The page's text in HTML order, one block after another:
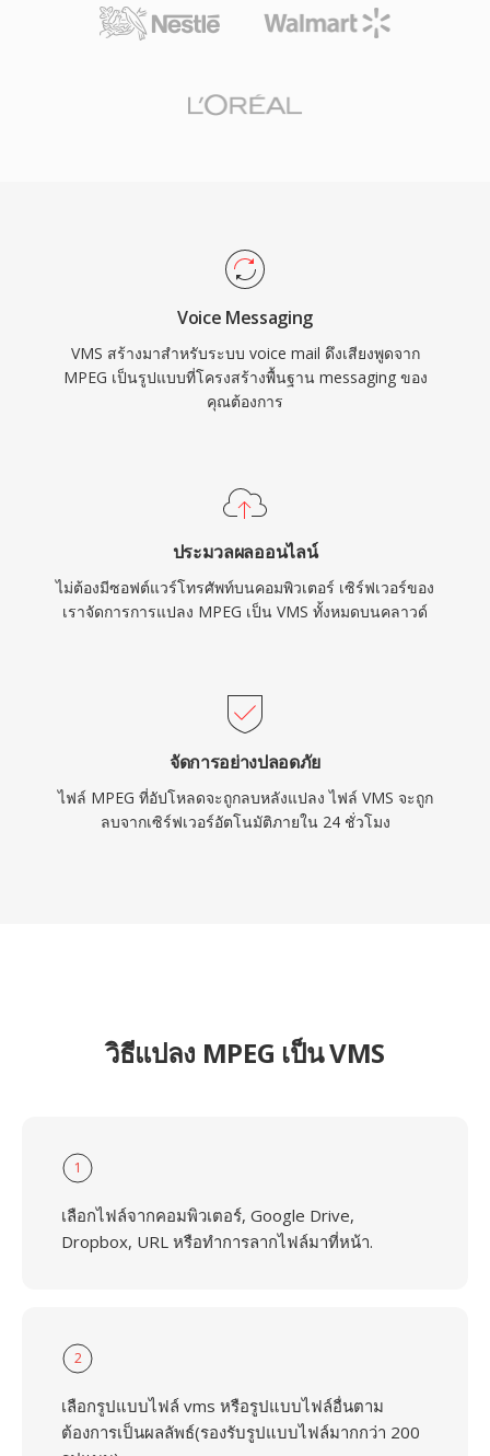
Voice Messaging
VMS สร้างมาสำหรับระบบ voice mail ดึงเสียงพูดจาก
MPEG เป็นรูปแบบที่โครงสร้างพื้นฐาน messaging ของ
คุณต้องการ
ประมวลผลออนไลน์
ไม่ต้องมีซอฟต์แวร์โทรศัพท์บนคอมพิวเตอร์ เซิร์ฟเวอร์ของ
เราจัดการการแปลง MPEG เป็น VMS ทั้งหมดบนคลาวด์
จัดการอย่างปลอดภัย
ไฟล์ MPEG ที่อัปโหลดจะถูกลบหลังแปลง ไฟล์ VMS จะถูก
ลบจากเซิร์ฟเวอร์อัตโนมัติภายใน 24 ชั่วโมง
วิธีแปลง MPEG เป็น VMS
1
เลือกไฟล์จากคอมพิวเตอร์, Google Drive,
Dropbox, URL หรือทำการลากไฟล์มาที่หน้า.
2
เลือกรูปแบบไฟล์ vms หรือรูปแบบไฟล์อื่นตาม
ต้องการเป็นผลลัพธ์(รองรับรูปแบบไฟล์มากกว่า 200